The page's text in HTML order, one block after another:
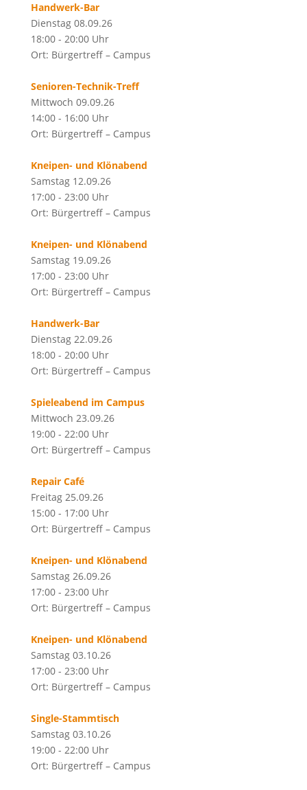
Handwerk-Bar
Dienstag 08.09.26
18:00 - 20:00 Uhr
Ort: Bürgertreff – Campus
Senioren-Technik-Treff
Mittwoch 09.09.26
14:00 - 16:00 Uhr
Ort: Bürgertreff – Campus
Kneipen- und Klönabend
Samstag 12.09.26
17:00 - 23:00 Uhr
Ort: Bürgertreff – Campus
Kneipen- und Klönabend
Samstag 19.09.26
17:00 - 23:00 Uhr
Ort: Bürgertreff – Campus
Handwerk-Bar
Dienstag 22.09.26
18:00 - 20:00 Uhr
Ort: Bürgertreff – Campus
Spieleabend im Campus
Mittwoch 23.09.26
19:00 - 22:00 Uhr
Ort: Bürgertreff – Campus
Repair Café
Freitag 25.09.26
15:00 - 17:00 Uhr
Ort: Bürgertreff – Campus
Kneipen- und Klönabend
Samstag 26.09.26
17:00 - 23:00 Uhr
Ort: Bürgertreff – Campus
Kneipen- und Klönabend
Samstag 03.10.26
17:00 - 23:00 Uhr
Ort: Bürgertreff – Campus
Single-Stammtisch
Samstag 03.10.26
19:00 - 22:00 Uhr
Ort: Bürgertreff – Campus